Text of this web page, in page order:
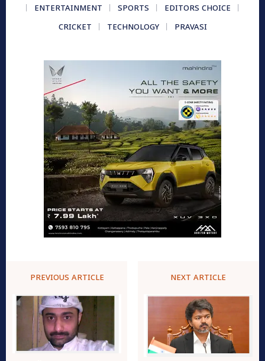
ENTERTAINMENT
SPORTS
EDITORS CHOICE
CRICKET
TECHNOLOGY PRAVASI
PREVIOUS ARTICLE NEXT ARTICLE